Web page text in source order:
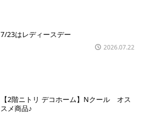
7/23はレディースデー
2026.07.22
【2階ニトリ デコホーム】Nクール オス
スメ商品♪